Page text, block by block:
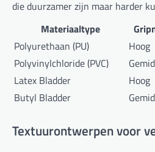
die duurzamer zijn maar harder
Materiaaltype
Polyurethaan (PU)
Hoog
Polyvinylchloride (PVC)
Latex Bladder
Hoog
Butyl Bladder
Textuurontwerpen voor